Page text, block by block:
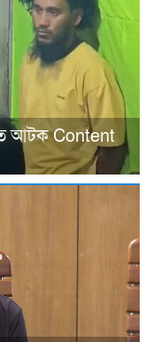
আটক Content